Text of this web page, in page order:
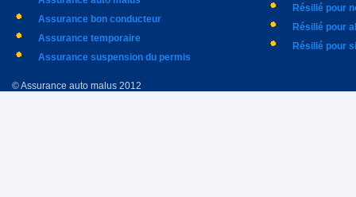
Assurance bon conducteur
Assurance temporaire
Assurance suspension du permis
Résilié pour
Résilié pour
Résilié pour
© Assurance auto malus 2012